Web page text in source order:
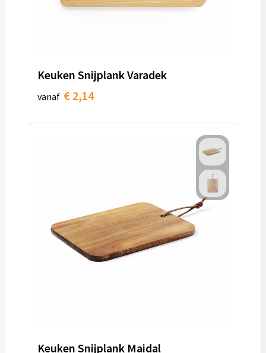
Keuken Snijplank Varadek
vanaf € 2,14
Keuken Snijplank Maidal